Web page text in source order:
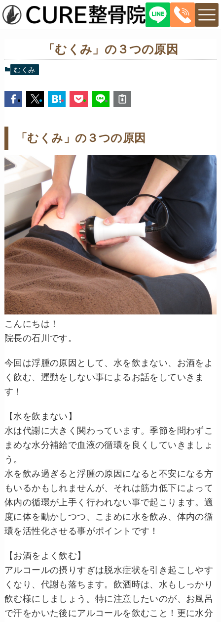
「むくみ」の３つの原因
むくみ
「むくみ」の３つの原因
こんにちは！
院長の石川です。
今回は浮腫の原因として、水を飲まない、お酒をよ
く飲む、運動をしない事によるお話をしていきま
す！
【水を飲まない】
水は代謝に大きく関わっています。季節を問わずこ
まめな水分補給で血液の循環を良くしていきましょ
う。
水を飲み過ぎると浮腫の原因になると不安になる方
もいるかもしれませんが、それは筋力低下によって
体内の循環が上手く行われない事で起こります。適
度に体を動かしつつ、こまめに水を飲み、体内の循
環を活性化させる事がポイントです！
【お酒をよく飲む】
アルコールの摂りすぎは脱水症状を引き起こしやす
くなり、代謝も落ちます。飲酒時は、水もしっかり
飲む様にしましょう。特に注意したいのが、お風呂
で汗をかいた後にアルコールを飲むこと！更に水分